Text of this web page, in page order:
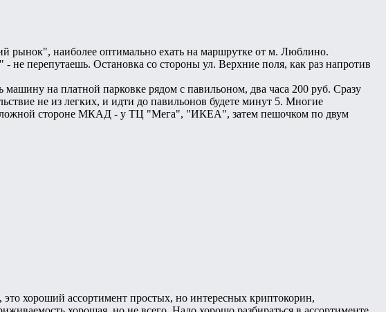
рынок", наиболее оптимально ехать на маршрутке от м. Люблино.
перепутаешь. Остановка со стороны ул. Верхние поля, как раз напротив
на платной парковке рядом с павильоном, два часа 200 руб. Сразу
не из легких, и идти до павильонов будете минут 5. Многие
стороне МКАД - у ТЦ "Мега", "ИКЕА", затем пешочком по двум
хороший ассортимент простых, но интересных криптокорин,